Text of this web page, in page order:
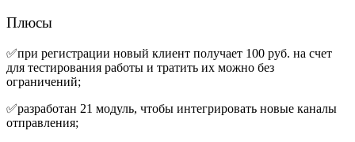
Плюсы
✅при регистрации новый клиент получает 100 руб. на счет
для тестирования работы и тратить их можно без
ограничений;
✅разработан 21 модуль, чтобы интегрировать новые каналы
отправления;